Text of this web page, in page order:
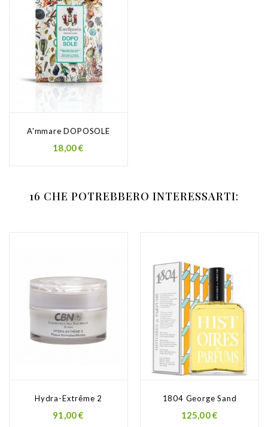
A'mmare DOPOSOLE
Prezzo
18,00 €
16 CHE POTREBBERO INTERESSARTI:
Hydra-Extrême 2
Prezzo
91,00 €
1804 George Sand
Prezzo
125,00 €